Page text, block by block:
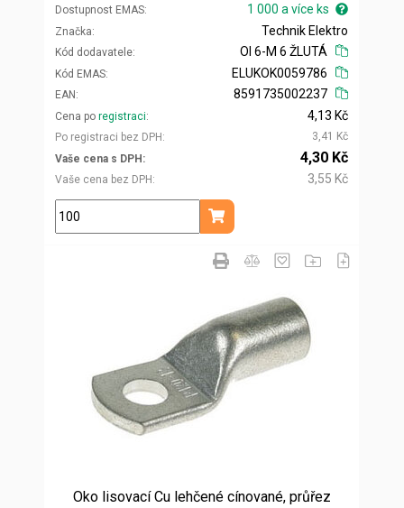
Dostupnost EMAS 1 000 a více ks
Značka
Kód dodavatele
Technik Elektro
OI 6-M 6 ŽLUTÁ
Kód EMAS
EAN
ELUKOK0059786
8591735002237
Cena po registraci
Po registraci bez DPH
4,13 Kč
3,41 Kč
Vaše cena s DPH
Vaše cena bez DPH
4,30 Kč
3,55 Kč
ks
Přidat do košíku
Oko lisovací Cu lehčené cínované, průřez